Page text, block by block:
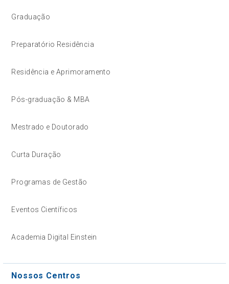
Graduação
Preparatório Residência
Residência e Aprimoramento
Pós-graduação & MBA
Mestrado e Doutorado
Curta Duração
Programas de Gestão
Eventos Científicos
Academia Digital Einstein
Nossos Centros